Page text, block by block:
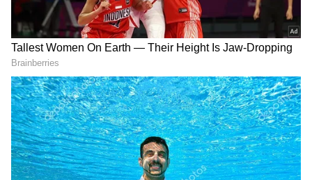
Raveena Mother Clarify:
இந்த தகவல் சமூக வலைத்தளத்தில்
வைரலாக, ரவீனாவின் அம்மா... மணி